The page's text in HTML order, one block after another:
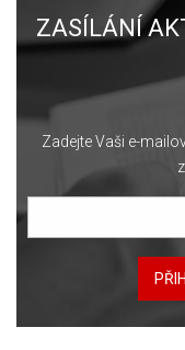
ZASÍLÁNÍ
Zadejte Vaši e-